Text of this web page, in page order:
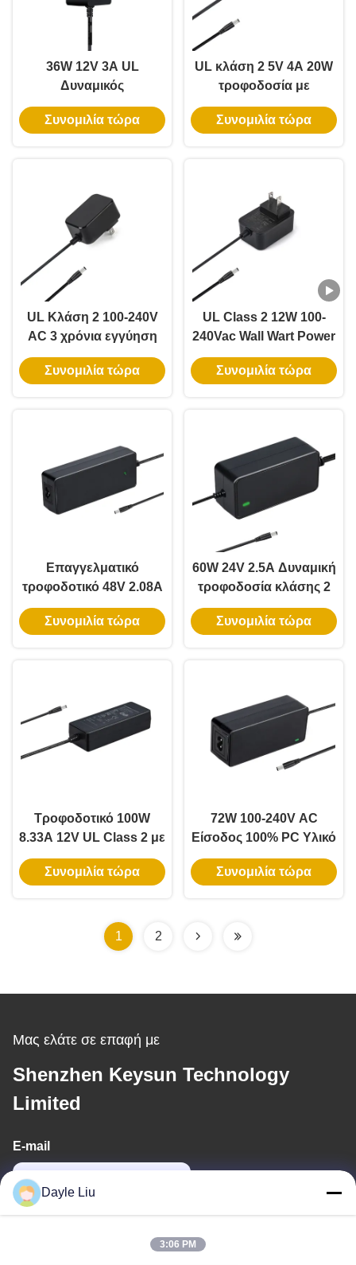
36W 12V 3A UL
Δυναμικός
προσαρμογός τάξης 2
για λωρίδες φωτισμού
Συνομιλία τώρα
UL κλάση 2 5V 4A 20W
τροφοδοσία με
5.5*2.1mm DC Jack για
Smart WiFi LED Strips
Συνομιλία τώρα
UL Κλάση 2 100-240V
AC 3 χρόνια εγγύηση
100% PC υλικό
τοιχώματος Ηλεκτρική
Συνομιλία τώρα
UL Class 2 12W 100-
240Vac Wall Wart Power
Adapter με
5.5*2.1/5.5*2.5mm DC
Συνομιλία τώρα
Επαγγελματικό
τροφοδοτικό 48V 2.08A
100W Class 2 με
πιστοποίηση UL για
Συνομιλία τώρα
60W 24V 2.5A Δυναμική
τροφοδοσία κλάσης 2
με 3ετή εγγύηση για
φώτα LED
Συνομιλία τώρα
Τροφοδοτικό 100W
8.33A 12V UL Class 2 με
3 χρόνια εγγύηση για
LED ταινίες
Συνομιλία τώρα
72W 100-240V AC
Είσοδος 100% PC Υλικό
Μετασχηματιστής
Τροφοδοσίας για Φώτα
Συνομιλία τώρα
1 2
Μας ελάτε σε επαφή με
Shenzhen Keysun Technology
Limited
E-mail
Dayle Liu
3:06 PM